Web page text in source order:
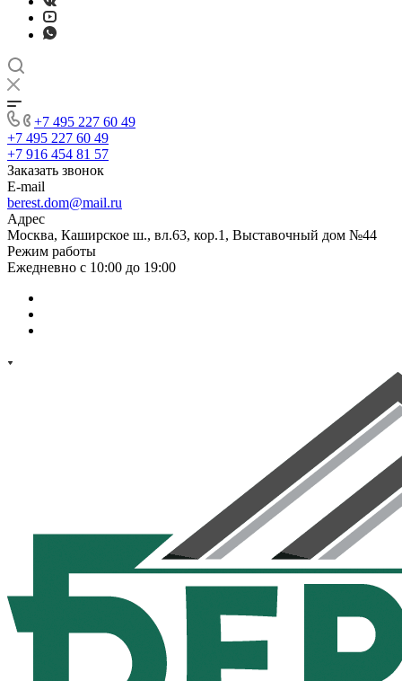
+7 495 227 60 49
+7 495 227 60 49
+7 916 454 81 57
Заказать звонок
E-mail
berest.dom@mail.ru
Адрес
Москва, Каширское ш., вл.63, кор.1, Выставочный дом №44
Режим работы
Ежедневно с 10:00 до 19:00